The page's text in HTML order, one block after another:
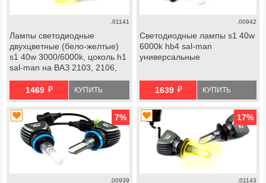
.01141
Лампы светодиодные
двухцветные (бело-желтые)
s1 40w 3000/6000k, цоколь h1
sal-man на ВАЗ 2103, 2106,
Калина 2, Приора, Веста, Икс
Рей, Шевроле Нива
1469 й КУПИТЬ
.00942
Светодиодные лампы s1 40w
6000k hb4 sal-man
универсальные
1639 й КУПИТЬ
7%
.00939
17%
.01143